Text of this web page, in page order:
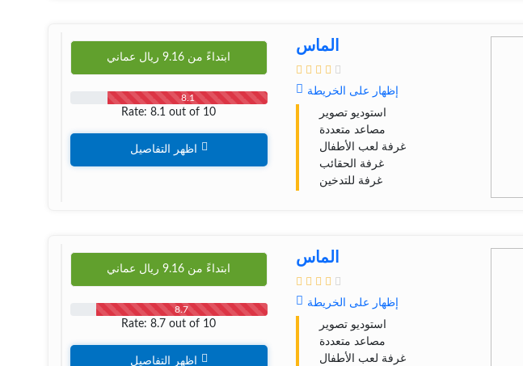
الماس
إظهار على الخريطة
استوديو تصوير
مصاعد متعددة
غرفة لعب الأطفال
غرفة الحقائب
غرفة للتدخين
ابتداءً من 9.16 ريال عماني
8.1
Rate: 8.1 out of 10
اظهر التفاصيل
الماس
إظهار على الخريطة
استوديو تصوير
مصاعد متعددة
غرفة لعب الأطفال
ابتداءً من 9.16 ريال عماني
8.7
Rate: 8.7 out of 10
اظهر التفاصيل